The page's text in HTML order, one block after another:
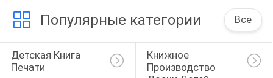
Популярные категории Все
Детская Книга
Печати
Книжное
Производство